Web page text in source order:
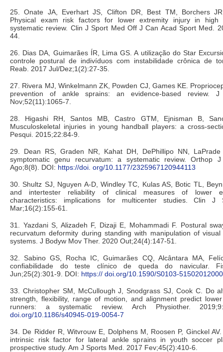
25. Onate JA, Everhart JS, Clifton DR, Best TM, Borchers
Physical exam risk factors for lower extremity injury in high
systematic review. Clin J Sport Med Off J Can Acad Sport Med.
44.
26. Dias DA, Guimarães ÍR, Lima GS. A utilização do Star
controle postural de indivíduos com instabilidade crônica de
Reab. 2017 Jul/Dez;1(2):27-35.
27. Rivera MJ, Winkelmann ZK, Powden CJ, Games KE.
prevention of ankle sprains: an evidence-based review.
Nov;52(11):1065-7.
28. Higashi RH, Santos MB, Castro GTM, Ejnisman B,
Musculoskeletal injuries in young handball players: a cross-
Pesqui. 2015;22:84-9.
29. Dean RS, Graden NR, Kahat DH, DePhillipo NN,
symptomatic genu recurvatum: a systematic review. Orthop
Ago;8(8). DOI: https://doi. org/10.1177/2325967120944113
30. Shultz SJ, Nguyen A-D, Windley TC, Kulas AS, Botic TL,
and intertester reliability of clinical measures of lower
characteristics: implications for multicenter studies. Clin J
Mar;16(2):155-61.
31. Yazdani S, Alizadeh F, Dizaji E, Mohammadi F. Postural
recurvatum deformity during standing with manipulation of
systems. J Bodyw Mov Ther. 2020 Out;24(4):147-51.
32. Sabino GS, Rocha IC, Guimarães CQ, Alcântara MA,
confiabilidade do teste clínico de queda do navicular.
Jun;25(2):301-9. DOI: https:// doi.org/10.1590/S0103-
33. Christopher SM, McCullough J, Snodgrass SJ, Cook C. Do
strength, flexibility, range of motion, and alignment predict
runners: a systematic review. Arch Physiother.
doi.org/10.1186/s40945-019-0054-7
34. De Ridder R, Witvrouw E, Dolphens M, Roosen P, Ginckel
intrinsic risk factor for lateral ankle sprains in youth soccer
prospective study. Am J Sports Med. 2017 Fev;45(2):410-6.